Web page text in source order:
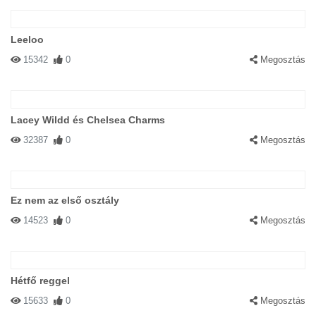
Leeloo
15342 0 Megosztás
Lacey Wildd és Chelsea Charms
32387 0 Megosztás
Ez nem az első osztály
14523 0 Megosztás
Hétfő reggel
15633 0 Megosztás